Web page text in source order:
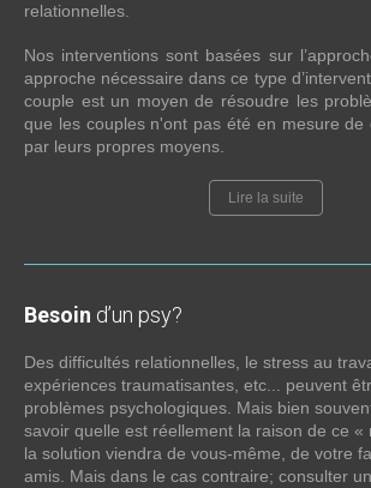
relationnelles.
Nos interventions sont basées sur
approche nécessaire dans ce type
couple est un moyen de résoudre les
que les couples n'ont pas été en mesure de
par leurs propres moyens.
Lire la suite
Besoin d’un psy?
Des difficultés relationnelles, le stress au
expériences traumatisantes, etc... peuvent
problèmes psychologiques. Mais bien
savoir quelle est réellement la raison de ce «
la solution viendra de vous-même, de votre
amis. Mais dans le cas contraire; consulter